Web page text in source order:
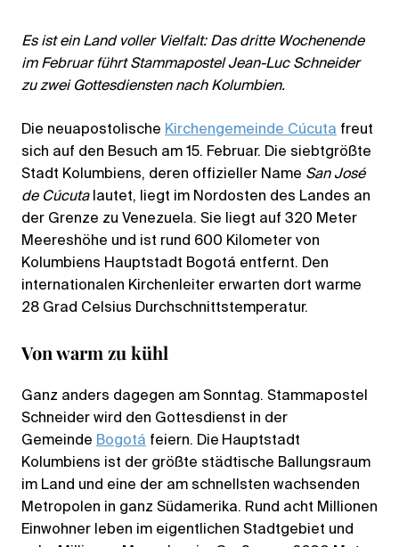
Es ist ein Land voller Vielfalt: Das dritte Wochenende
im Februar führt Stammapostel Jean-Luc Schneider
zu zwei Gottesdiensten nach Kolumbien.
Die neuapostolische Kirchengemeinde Cúcuta freut
sich auf den Besuch am 15. Februar. Die siebtgrößte
Stadt Kolumbiens, deren offizieller Name San José
de Cúcutalautet, liegt im Nordosten des Landes an
der Grenze zu Venezuela. Sie liegt auf 320 Meter
Meereshöhe und ist rund 600 Kilometer von
Kolumbiens Hauptstadt Bogotá entfernt. Den
internationalen Kirchenleiter erwarten dort warme
28 Grad Celsius Durchschnittstemperatur.
Von warm zu kühl
Ganz anders dagegen am Sonntag. Stammapostel
Schneider wird den Gottesdienst in der
Gemeinde Bogotá feiern. Die Hauptstadt
Kolumbiens ist der größte städtische Ballungsraum
im Land und eine der am schnellsten wachsenden
Metropolen in ganz Südamerika. Rund acht Millionen
Einwohner leben im eigentlichen Stadtgebiet und